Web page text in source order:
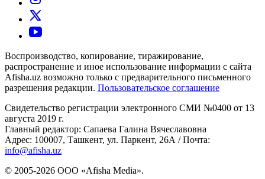
Воспроизводство, копирование, тиражирование,
распространение и иное использование информации с сайта
Afisha.uz возможно только с предварительного письменного
разрешения редакции. Пользовательское соглашение
Свидетельство регистрации электронного СМИ №0400 от 13
августа 2019 г.
Главный редактор: Сапаева Галина Вячеславовна
Адрес: 100007, Ташкент, ул. Паркент, 26А / Почта:
info@afisha.uz
© 2005-2026 ООО «Afisha Media».